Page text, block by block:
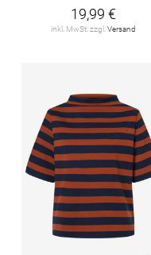
19,99 €
inkl. MwSt. zzgl.Versand